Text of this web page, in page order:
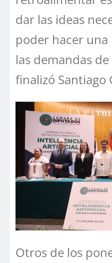
dar las ideas
poder hacer una
las demandas de
finalizó Santiago
Otros de los